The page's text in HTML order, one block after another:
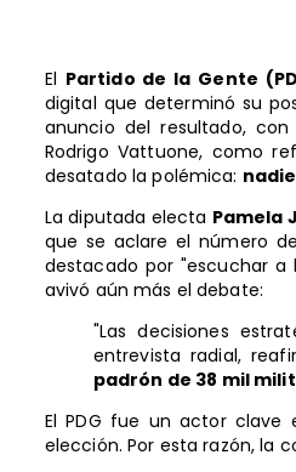
El Partido de la Gente
digital que determinó su
anuncio del resultado,
Rodrigo Vattuone, como
desatado la polémica:
La diputada electa Pamela
que se aclare el número
destacado por "escuchar a
avivó aún más el debate:
"Las decisiones
entrevista radial,
padrón de 38 mil
El PDG fue un actor
elección. Por esta razón, la